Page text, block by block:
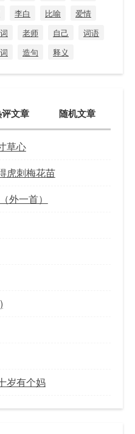
李白 比喻
爱情
老师 自己
词语
造句 释义
文章 随机文章
草心
虎刺梅花苗
外一首）
岁有个妈